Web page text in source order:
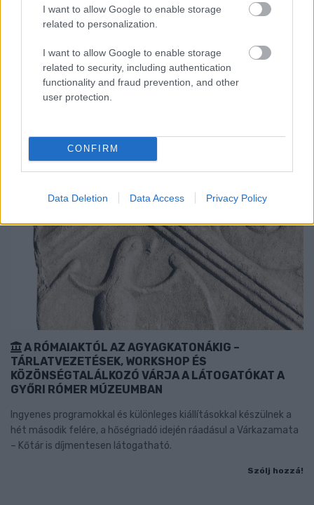
I want to allow Google to enable storage
related to personalization.
I want to allow Google to enable storage
related to security, including authentication
functionality and fraud prevention, and other
user protection.
CONFIRM
Data Deletion Data Access Privacy Policy
NŐVERŐ SZOMBATHELYI FÉRFI ELLEN EMELT
A férfi a nyílt utcán kezdte verni áldozatát.
A RÓMAIAKTÓL AZ AGYAGKATONÁKIG –
TÁRLATVEZETÉSEK, WORKSHOP ÉS
KÖZÖNSÉGTALÁLKOZÓ VÁRJA A LÁTOGATÓKAT A
GYŐRI RÓMER MÚZEUMBAN
Ingyenes programokkal és különleges kiállításokkal készülnek a
hét második felére, a hőségriadó idején ráadásul a Várkazamata
– Kőtár is díjmentesen látogatható.
Szólj hozzá!